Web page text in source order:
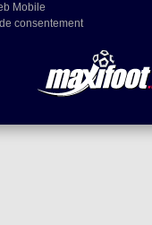
Mobile
consentement